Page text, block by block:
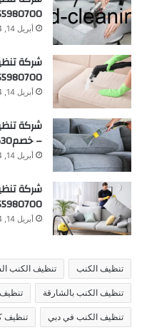
0555980700 –
أبريل 14, 2024
شركة
0555980700 –
أبريل 14, 2024
– خصم30%
أبريل 14, 2024
شركة
0555980700 –
أبريل 14, 2024
تنظيف الكنب تنظيف الكنب
تنظيف الكنب بالشارقة
تنظيف الكنب في دبي تنظيف